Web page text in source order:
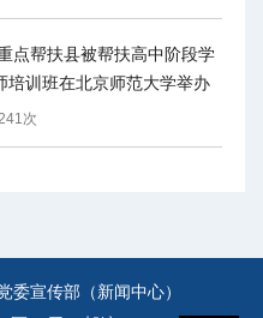
点帮扶县被帮扶高中阶段学
培训班在北京师范大学举办
次
宣传部（新闻中心）